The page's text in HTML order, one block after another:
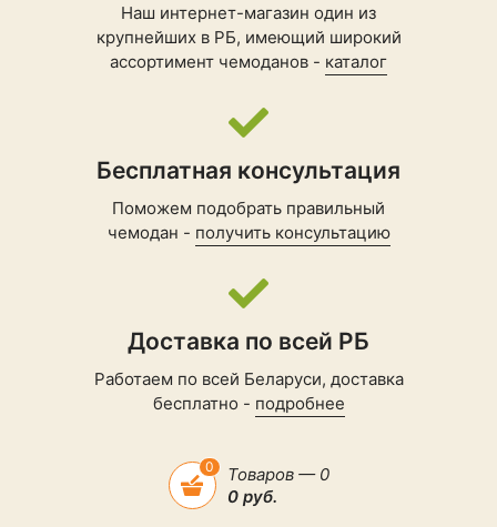
Наш интернет-магазин один из
крупнейших в РБ, имеющий широкий
ассортимент чемоданов - каталог
Бесплатная консультация
Поможем подобрать правильный
чемодан - получить консультацию
Доставка по всей РБ
Работаем по всей Беларуси, доставка
бесплатно - подробнее
0
Товаров — 0
0 руб.